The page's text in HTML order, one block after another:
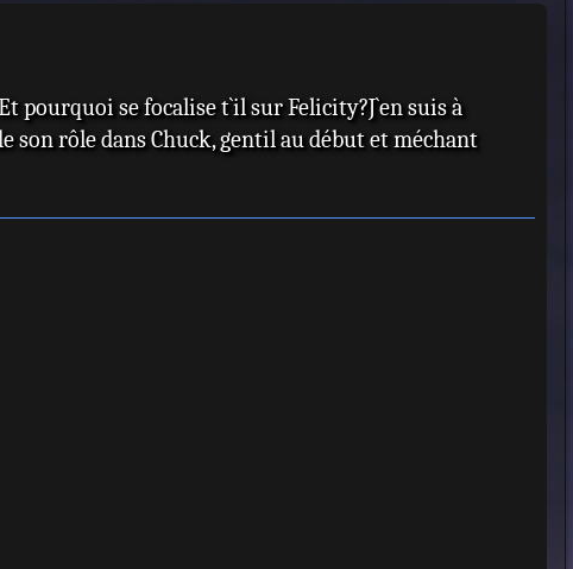
pourquoi se focalise t`il sur Felicity?J`en suis à
son rôle dans Chuck, gentil au début et méchant